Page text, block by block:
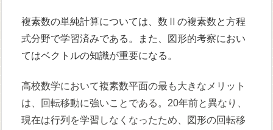
複素数の単純計算については、数Ⅱの複素数と方程
式分野で学習済みである。また、図形的考察におい
てはベクトルの知識が重要になる。
高校数学において複素数平面の最も大きなメリット
は、回転移動に強いことである。20年前と異なり、
現在は行列を学習しなくなったため、図形の回転移